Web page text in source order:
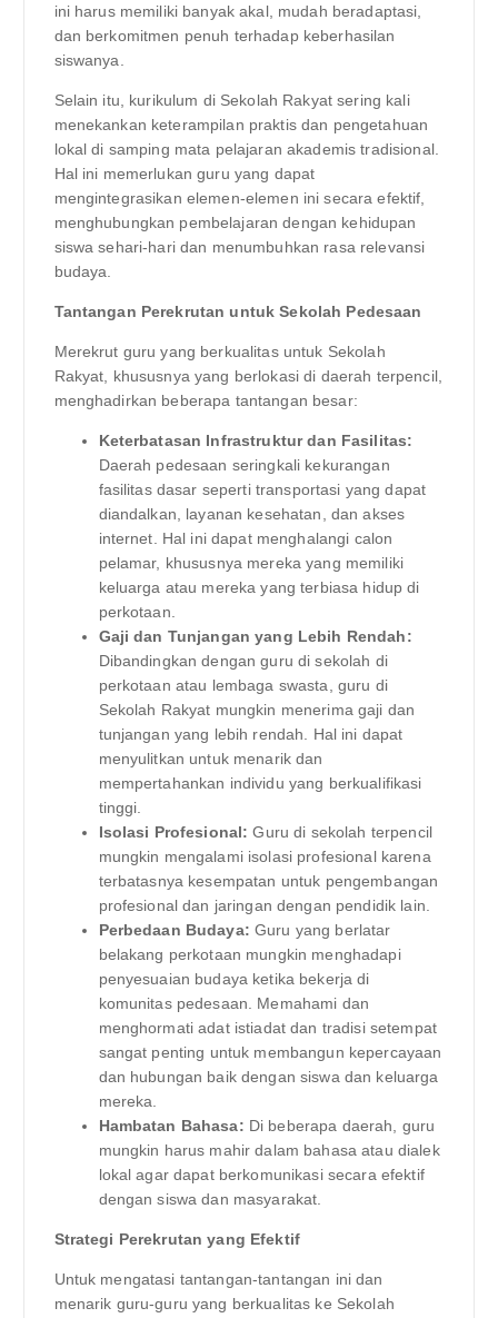
ini harus memiliki banyak akal, mudah beradaptasi,
dan berkomitmen penuh terhadap keberhasilan
siswanya.
Selain itu, kurikulum di Sekolah Rakyat sering kali
menekankan keterampilan praktis dan pengetahuan
lokal di samping mata pelajaran akademis tradisional.
Hal ini memerlukan guru yang dapat
mengintegrasikan elemen-elemen ini secara efektif,
menghubungkan pembelajaran dengan kehidupan
siswa sehari-hari dan menumbuhkan rasa relevansi
budaya.
Tantangan Perekrutan untuk Sekolah Pedesaan
Merekrut guru yang berkualitas untuk Sekolah
Rakyat, khususnya yang berlokasi di daerah terpencil,
menghadirkan beberapa tantangan besar:
Keterbatasan Infrastruktur dan Fasilitas:
Daerah pedesaan seringkali kekurangan
fasilitas dasar seperti transportasi yang dapat
diandalkan, layanan kesehatan, dan akses
internet. Hal ini dapat menghalangi calon
pelamar, khususnya mereka yang memiliki
keluarga atau mereka yang terbiasa hidup di
perkotaan.
Gaji dan Tunjangan yang Lebih Rendah:
Dibandingkan dengan guru di sekolah di
perkotaan atau lembaga swasta, guru di
Sekolah Rakyat mungkin menerima gaji dan
tunjangan yang lebih rendah. Hal ini dapat
menyulitkan untuk menarik dan
mempertahankan individu yang berkualifikasi
tinggi.
Isolasi Profesional: Guru di sekolah terpencil
mungkin mengalami isolasi profesional karena
terbatasnya kesempatan untuk pengembangan
profesional dan jaringan dengan pendidik lain.
Perbedaan Budaya: Guru yang berlatar
belakang perkotaan mungkin menghadapi
penyesuaian budaya ketika bekerja di
komunitas pedesaan. Memahami dan
menghormati adat istiadat dan tradisi setempat
sangat penting untuk membangun kepercayaan
dan hubungan baik dengan siswa dan keluarga
mereka.
Hambatan Bahasa: Di beberapa daerah, guru
mungkin harus mahir dalam bahasa atau dialek
lokal agar dapat berkomunikasi secara efektif
dengan siswa dan masyarakat.
Strategi Perekrutan yang Efektif
Untuk mengatasi tantangan-tantangan ini dan
menarik guru-guru yang berkualitas ke Sekolah